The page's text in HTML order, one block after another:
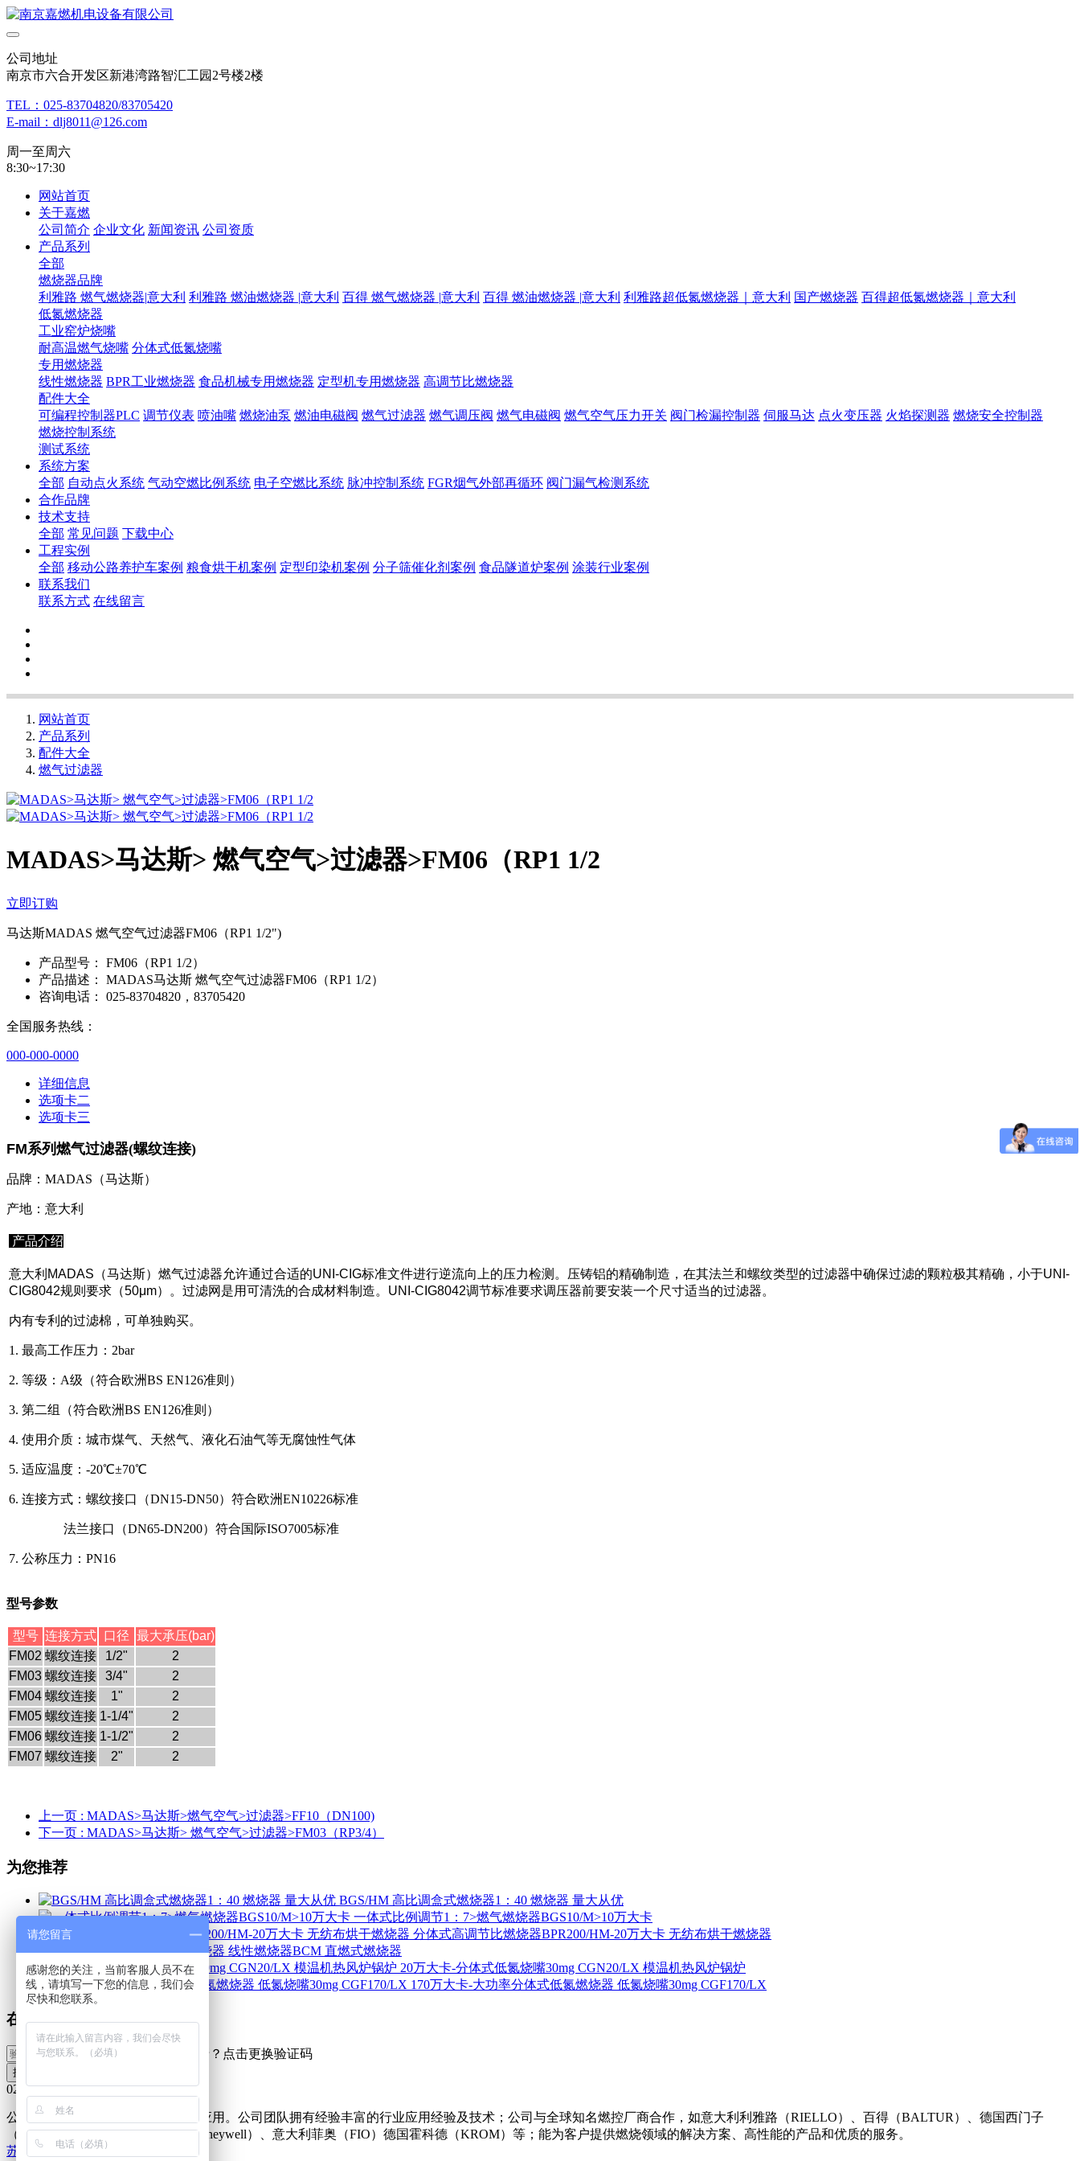
公司地址
南京市六合开发区新港湾路智汇工园2号楼2楼
TEL：025-83704820/83705420
E-mail：dlj8011@126.com
周一至周六
8:30~17:30
网站首页
关于嘉燃
公司简介 企业文化 新闻资讯 公司资质
产品系列
全部
燃烧器品牌
利雅路 燃气燃烧器|意大利 利雅路 燃油燃烧器 |意大利 百得 燃气燃烧器 |意大利 百得 燃油燃烧器 |意大利 利雅路超低氮燃烧器｜意大利 国产燃烧器 百得超低氮燃烧器｜意大利
低氮燃烧器
工业窑炉烧嘴
耐高温燃气烧嘴 分体式低氮烧嘴
专用燃烧器
线性燃烧器 BPR工业燃烧器 食品机械专用燃烧器 定型机专用燃烧器 高调节比燃烧器
配件大全
可编程控制器PLC 调节仪表 喷油嘴 燃烧油泵 燃油电磁阀 燃气过滤器 燃气调压阀 燃气电磁阀 燃气空气压力开关 阀门检漏控制器 伺服马达 点火变压器 火焰探测器 燃烧安全控制器
燃烧控制系统
测试系统
系统方案
全部 自动点火系统 气动空燃比例系统 电子空燃比系统 脉冲控制系统 FGR烟气外部再循环 阀门漏气检测系统
合作品牌
技术支持
全部 常见问题 下载中心
工程实例
全部 移动公路养护车案例 粮食烘干机案例 定型印染机案例 分子筛催化剂案例 食品隧道炉案例 涂装行业案例
联系我们
联系方式 在线留言
网站首页
产品系列
配件大全
燃气过滤器
MADAS>马达斯> 燃气空气>过滤器>FM06（RP1 1/2
立即订购
马达斯MADAS 燃气空气过滤器FM06（RP1 1/2")
产品型号：
FM06（RP1 1/2）
产品描述：
MADAS马达斯 燃气空气过滤器FM06（RP1 1/2）
咨询电话：
025-83704820，83705420
全国服务热线：
000-000-0000
详细信息
选项卡二
选项卡三
FM系列燃气过滤器(螺纹连接)
品牌：MADAS（马达斯）
产地：意大利
产品介绍
意大利MADAS（马达斯）燃气过滤器允许通过合适的UNI-CIG标准文件进行逆流向上的压力检测。压铸铝的精确制造，在其法兰和螺纹类型的过滤器中确保过滤的颗粒极其精确，小于UNI-
CIG8042规则要求（50μm）。过滤网是用可清洗的合成材料制造。UNI-CIG8042调节标准要求调压器前要安装一个尺寸适当的过滤器。
内有专利的过滤棉，可单独购买。
1. 最高工作压力：2bar
2. 等级：A级（符合欧洲BS EN126准则）
3. 第二组（符合欧洲BS EN126准则）
4. 使用介质：城市煤气、天然气、液化石油气等无腐蚀性气体
5. 适应温度：-20℃±70℃
6. 连接方式：螺纹接口（DN15-DN50）符合欧洲EN10226标准
法兰接口（DN65-DN200）符合国际ISO7005标准
7. 公称压力：PN16
型号参数
型号 连接方式 口径 最大承压(bar)
FM02 螺纹连接 1/2"
2
FM03 螺纹连接 3/4"
2
FM04 螺纹连接 1"
2
FM05 螺纹连接 1-1/4"
2
FM06 螺纹连接 1-1/2"
2
FM07 螺纹连接 2" 2
上一页 : MADAS>马达斯>燃气空气>过滤器>FF10（DN100)
下一页 : MADAS>马达斯> 燃气空气>过滤器>FM03（RP3/4）
为您推荐
BGS/HM 高比调盒式燃烧器1：40 燃烧器 量大从优
一体式比例调节1：7>燃气燃烧器BGS10/M>10万大卡
分体式高调节比燃烧器BPR200/HM-20万大卡 无纺布烘干燃烧器
线性燃烧器BCM 直燃式燃烧器
20万大卡-分体式低氮烧嘴30mg CGN20/LX 模温机热风炉锅炉
170万大卡-大功率分体式低氮燃烧器 低氮烧嘴30mg CGF170/LX
在线预定
提交信息
025-83704820/83705420
公司专业致力于燃烧系统的设计及应用。公司团队拥有经验丰富的行业应用经验及技术；公司与全球知名燃控厂商合作，如意大利利雅路（RIELLO）、百得（BALTUR）、德国西门子
（SIEMENS），美国霍尼韦尔（Honeywell）、意大利菲奥（FIO）德国霍科德（KROM）等；能为客户提供燃烧领域的解决方案、高性能的产品和优质的服务。
苏ICP备16033135号-1
请您留言
感谢您的关注，当前客服人员不在
线，请填写一下您的信息，我们会
尽快和您联系。